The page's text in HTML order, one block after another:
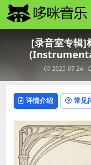
[录音室专辑]
2025-07-24
详情介绍 常见